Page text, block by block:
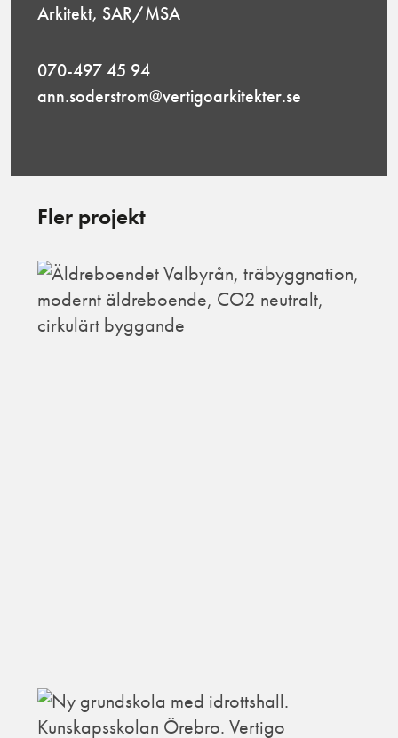
Arkitekt, SAR/MSA
070-497 45 94
ann.soderstrom@vertigoarkitekter.se
Fler projekt